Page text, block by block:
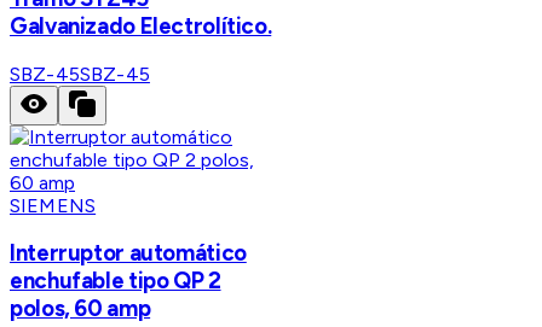
Galvanizado Electrolítico.
SBZ-45SBZ-45
SIEMENS
Interruptor automático
enchufable tipo QP 2
polos, 60 amp